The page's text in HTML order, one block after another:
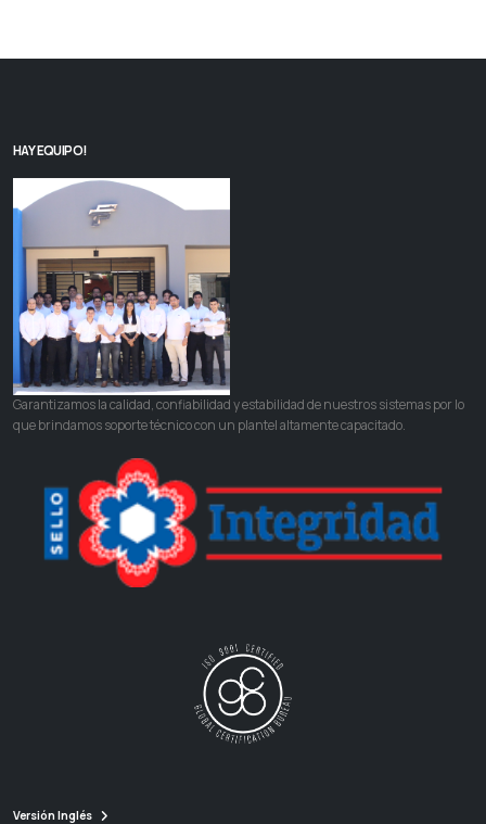
HAY EQUIPO!
Garantizamos la calidad, confiabilidad y estabilidad de nuestros sistemas por lo
que brindamos soporte técnico con un plantel altamente capacitado.
Versión Inglés